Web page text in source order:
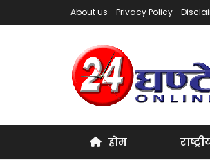
About us Privacy Policy
होम